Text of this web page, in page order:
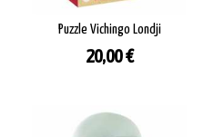
Puzzle Vichingo Londji
Prezzo
20,00 €